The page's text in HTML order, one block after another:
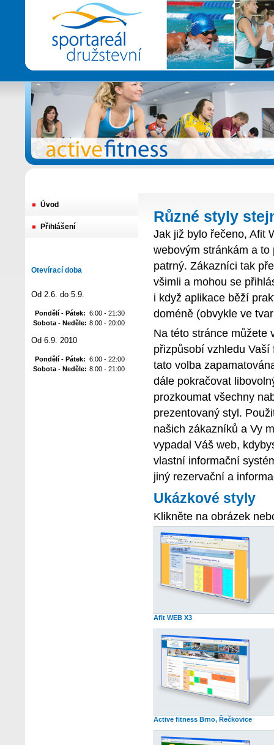
Úvod
Přihlášení
Otevírací doba
Od 2.6. do 5.9.
Pondělí - Pátek: 6:00 - 21:30
Sobota - Neděle: 8:00 - 20:00
Od 6.9. 2010
Pondělí - Pátek: 6:00 - 22:00
Sobota - Neděle: 8:00 - 21:00
Různé styly
Jak již bylo řečeno, Afit
webovým stránkám a
patrný. Zákazníci tak
všimli a mohou se
i když aplikace běží
doméně (obvykle ve
Na této stránce můžete
přizpůsobí vzhledu
tato volba
dále pokračovat
prozkoumat všechny
prezentovaný styl.
našich zákazníků a Vy
vypadal Váš web,
vlastní informační
jiný rezervační a
Ukázkové styly
Klikněte na obrázek
Afit WEB X3
Active fitness Brno, Řečkovice